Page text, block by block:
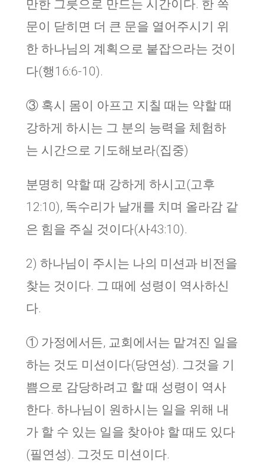
만한 그릇으로 만드는 시간이다. 한 쪽
문이 닫히면 더 큰 문을 열어주시기 위
한 하나님의 계획으로 붙잡으라는 것이
다(행16:6-10).
③ 혹시 몸이 아프고 지칠 때는 약할 때
강하게 하시는 그 분의 능력을 체험하
는 시간으로 기도해보라(집중)
분명히 약할 때 강하게 하시고(고후
12:10), 독수리가 날개를 치며 올라감 같
은 힘을 주실 것이다(사43:10).
2) 하나님이 주시는 나의 미션과 비전을
찾는 것이다. 그 때에 성령이 역사하신
다.
① 가정에서든, 교회에서는 맡겨진 일을
하는 것도 미션이다(당연성). 그것을 기
쁨으로 감당하려고 할 때 성령이 역사
한다. 하나님이 원하시는 일을 위해 내
가 할 수 있는 일을 찾아야 할 때도 있다
(필연성). 그것도 미션이다.